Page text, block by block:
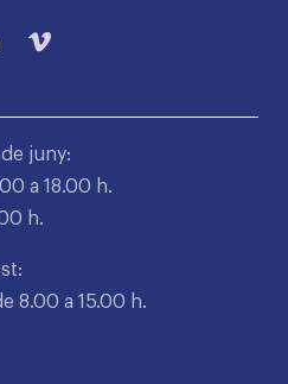
de juny:
a 18.00 h.
h.
8.00 a 15.00 h.